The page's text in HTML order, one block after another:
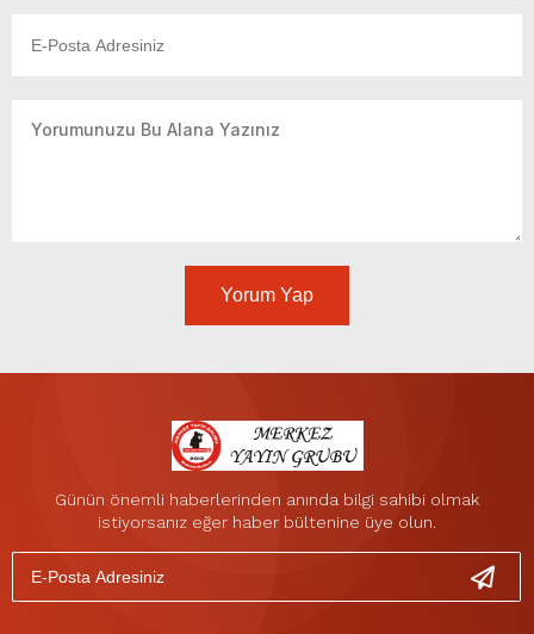
Yorum Yap
Günün önemli haberlerinden anında bilgi sahibi olmak
istiyorsanız eğer haber bültenine üye olun.